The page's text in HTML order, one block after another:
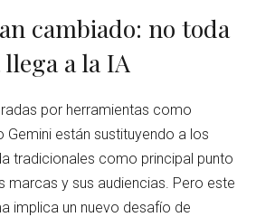
cambiado: no toda
a la IA
por herramientas como
Gemini están sustituyendo a los
tradicionales como principal punto
marcas y sus audiencias. Pero este
implica un nuevo desafío de